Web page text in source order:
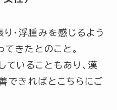
・浮腫みを感じるよう
てきたとのこと。
いることもあり、漢
できればとこちらにご